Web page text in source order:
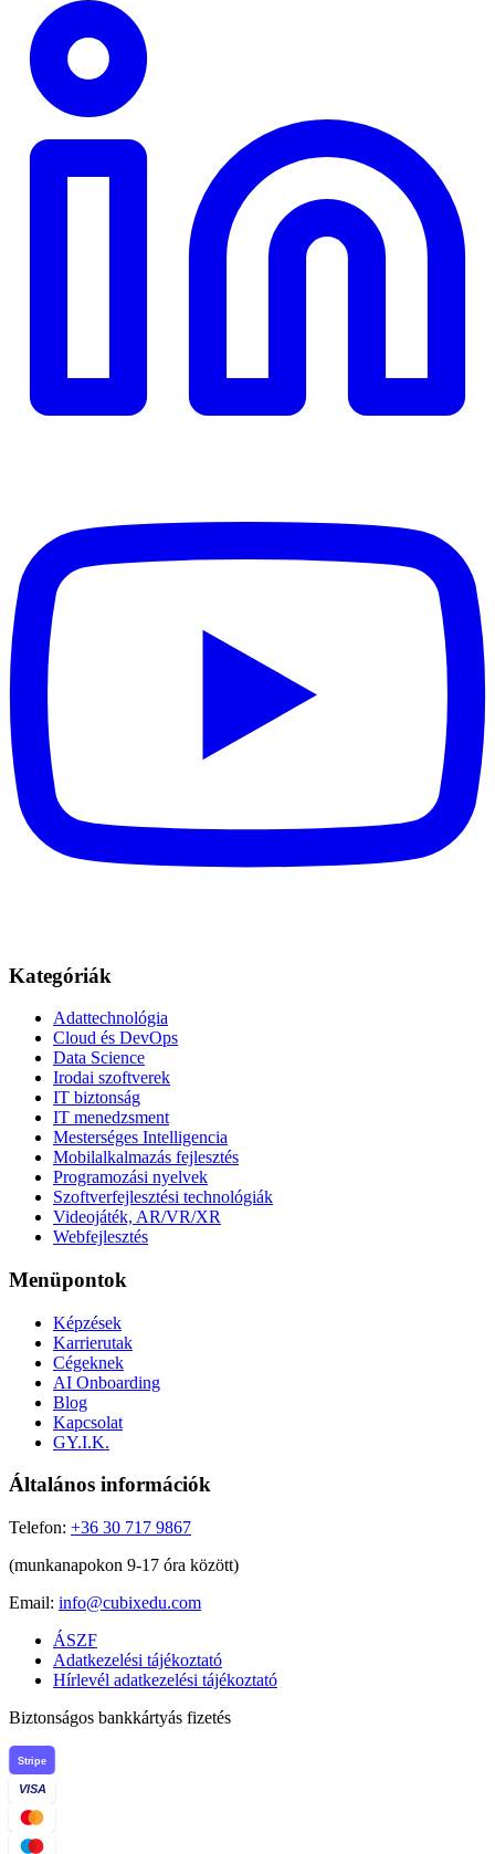
Kategóriák
Adattechnológia
Cloud és DevOps
Data Science
Irodai szoftverek
IT biztonság
IT menedzsment
Mesterséges Intelligencia
Mobilalkalmazás fejlesztés
Programozási nyelvek
Szoftverfejlesztési technológiák
Videojáték, AR/VR/XR
Webfejlesztés
Menüpontok
Képzések
Karrierutak
Cégeknek
AI Onboarding
Blog
Kapcsolat
GY.I.K.
Általános információk
Telefon: +36 30 717 9867
(munkanapokon 9-17 óra között)
Email: info@cubixedu.com
ÁSZF
Adatkezelési tájékoztató
Hírlevél adatkezelési tájékoztató
Biztonságos bankkártyás fizetés
Stripe
VISA